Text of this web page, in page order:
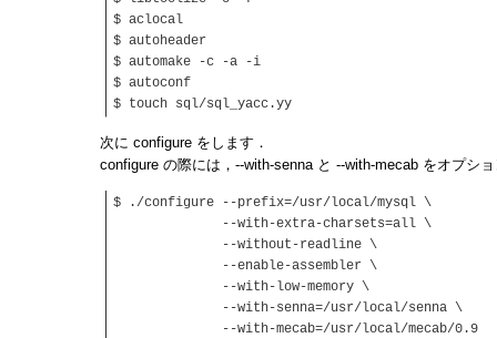
$ aclocal
$ autoheader
$ automake -c -a -i
$ autoconf
$ touch sql/sql_yacc.yy
次に configure をします．
configure の際には，--with-senna と --with-mecab をオプシ
$ ./configure --prefix=/usr/local/mysql \
--with-extra-charsets=all \
--without-readline \
--enable-assembler \
--with-low-memory \
--with-senna=/usr/local/senna \
--with-mecab=/usr/local/mecab/0.9